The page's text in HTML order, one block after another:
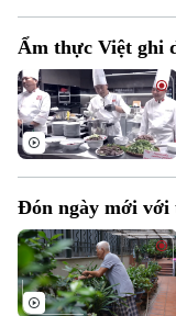
Ẩm thực Việt ghi
Đón ngày mới với